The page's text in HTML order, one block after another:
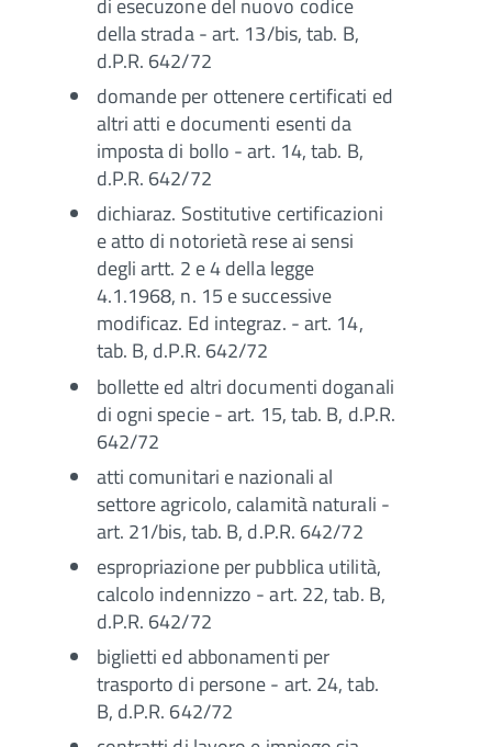
di esecuzone del nuovo codice
della strada - art. 13/bis, tab. B,
d.P.R. 642/72
domande per ottenere certificati ed
altri atti e documenti esenti da
imposta di bollo - art. 14, tab. B,
d.P.R. 642/72
dichiaraz. Sostitutive certificazioni
e atto di notorietà rese ai sensi
degli artt. 2 e 4 della legge
4.1.1968, n. 15 e successive
modificaz. Ed integraz. - art. 14,
tab. B, d.P.R. 642/72
bollette ed altri documenti doganali
di ogni specie - art. 15, tab. B, d.P.R.
642/72
atti comunitari e nazionali al
settore agricolo, calamità naturali -
art. 21/bis, tab. B, d.P.R. 642/72
espropriazione per pubblica utilità,
calcolo indennizzo - art. 22, tab. B,
d.P.R. 642/72
biglietti ed abbonamenti per
trasporto di persone - art. 24, tab.
B, d.P.R. 642/72